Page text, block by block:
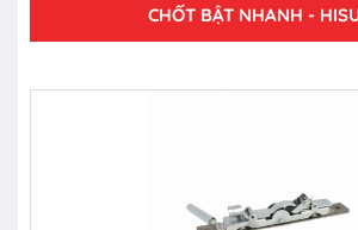
CHỐT BẬT NHANH -